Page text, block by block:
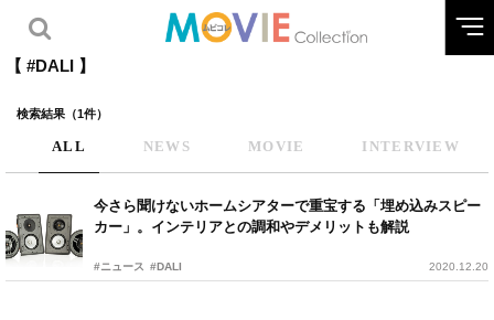
【 #DALI 】
検索結果（1件）
ALL NEWS MOVIE INTERVIEW
今さら聞けないホームシアターで重宝する「埋め込みスピー
カー」。インテリアとの調和やデメリットも解説
#ニュース #DALI 2020.12.20